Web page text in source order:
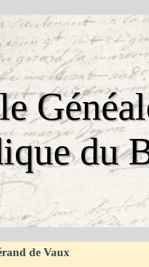
du
de Vaux